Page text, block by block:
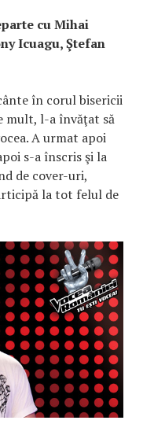
cu Mihai
Icuagu, Ştefan
în corul bisericii
mult, l-a învăţat să
A urmat apoi
s-a înscris şi la
de cover-uri,
la tot felul de